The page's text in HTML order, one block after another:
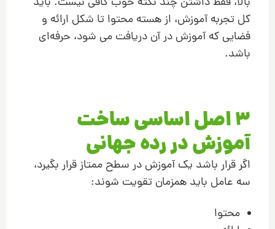
کل تجربه آموزش، از هسته محتوا تا شکل ارائه و
فضایی که آموزش در آن دریافت می شود، حرفه‌ای
باشد.
3 اصل اساسی ساخت
آموزش در رده جهانی
اگر قرار باشد یک آموزش در سطح ممتاز قرار بگیرد،
سه عامل باید همزمان تقویت شوند:
محتوا